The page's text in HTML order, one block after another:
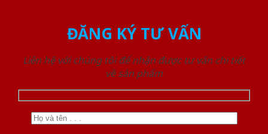
ĐĂNG KÝ TƯ VẤN
Liên hệ với chúng tôi để nhận được tư vấn chi tiết
về sản phẩm